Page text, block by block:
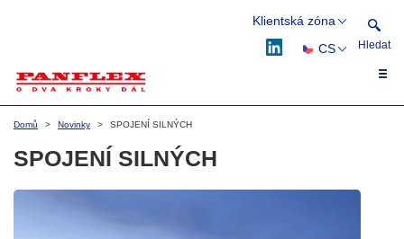
Klientská zóna
WebflexCS
DE
Hledat
Hledat
Domů Novinky SPOJENÍ SILNÝCH
SPOJENÍ SILNÝCH